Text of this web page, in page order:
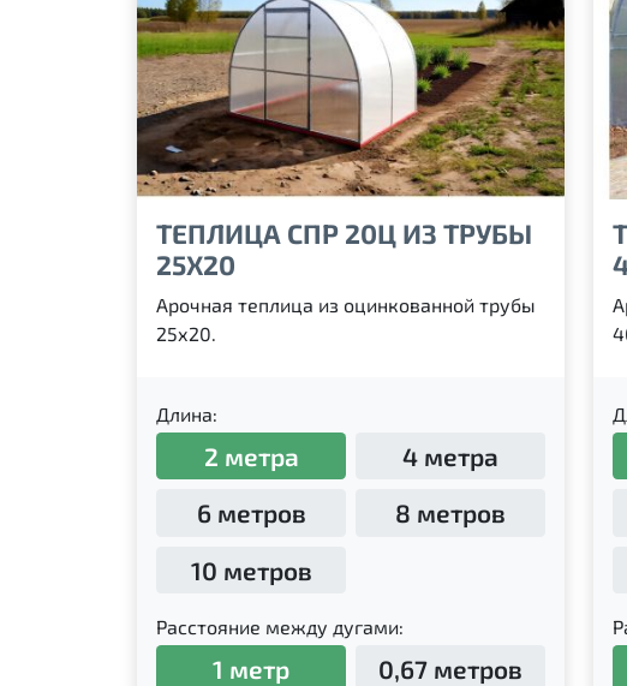
ТЕПЛИЦА СПР 20Ц ИЗ ТРУБЫ
25Х20
Арочная теплица из оцинкованной трубы
25х20.
Длина:
2 метра
4 метра
6 метров
8 метров
10 метров
Расстояние между дугами:
1 метр 0,67 метров